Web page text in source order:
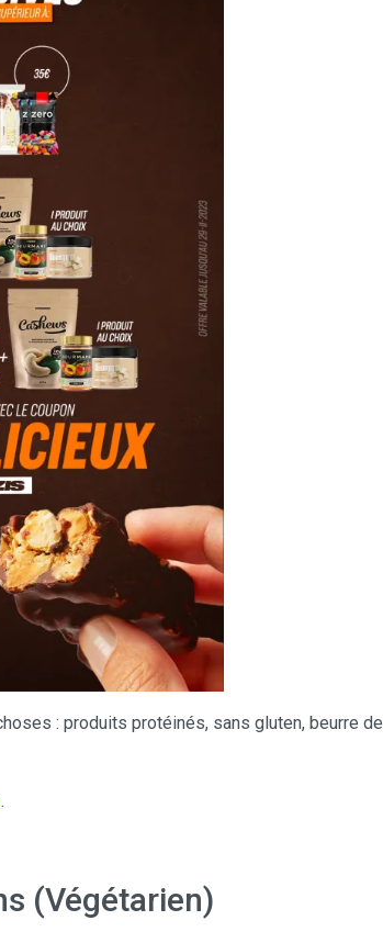
: produits protéinés, sans gluten, beurre de
.
(Végétarien)